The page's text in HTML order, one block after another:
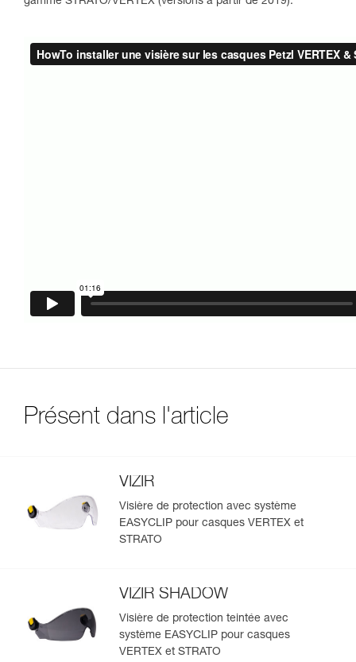
Présent dans l'article
VIZIR
Visière de protection avec système
EASYCLIP pour casques VERTEX et
STRATO
VIZIR SHADOW
Visière de protection teintée avec
système EASYCLIP pour casques
VERTEX et STRATO